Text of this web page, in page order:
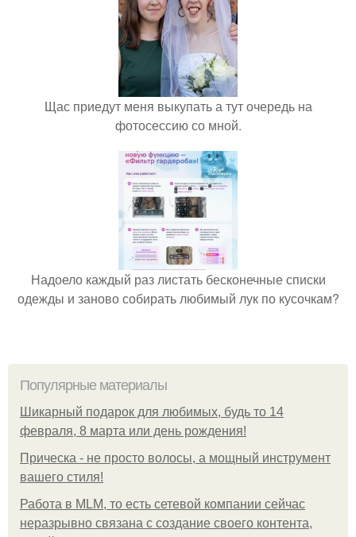
Щас приедут меня выкупать а тут очередь на
фотосессию со мной.
Надоело каждый раз листать бесконечные списки
одежды и заново собирать любимый лук по кусочкам?
Популярные материалы
Шикарный подарок для любимых, будь то 14
февраля, 8 марта или день рождения!
Прическа - не просто волосы, а мощный инструмент
вашего стиля!
Работа в MLM, то есть сетевой компании сейчас
неразрывно связана с создание своего контента,